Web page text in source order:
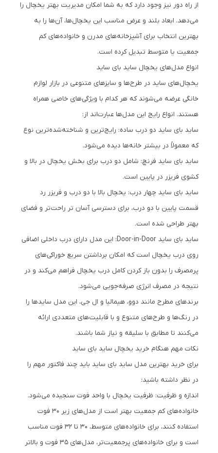
از راه دور نیز وجود دارد که به شما امکان مدیریت بهتر یخچال را
می‌دهد. ابعاد بلند و عرض مناسب این یخچال‌ها، آن‌ها را به
بهترین انتخاب برای آشپزخانه‌های مدرن و خانواده‌های کم
جمعیت یا متوسط تبدیل کرده است.
انواع مدل‌های یخچال ساید بای ساید
یخچال‌های ساید در طرح‌ها و سایزهای متنوعی در بازار لوازم
خانگی عرضه می‌شوند که هر کدام با ویژگی‌های خاصی همراه
هستند. انواع رایج این مدل‌ها عبارت‌اند از:
ساید بای ساید دو درب ساده: رایج‌ترین و شناخته‌شده‌ترین نوع
که معمولاً در بیشتر خانه‌ها دیده می‌شود.
ساید بای ساید فرنچ: شامل دو درب برای بخش یخچال در بالا و
کشوی فریزر در پایین است.
ساید بای ساید چهار درب: یخچال بالا با دو درب و فریزر رد
قسمت پایین با دو درب، برای دسترسی آسان تر راحت‌تر و فضای
بهتر طراحی شده است.
ساید بای ساید Door-in-Door: این مدل دارای درب داخلی اضافی
روی درب یخچال است که امکان برداشتن سریع خوراکی‌های
پرمصرف را بدون باز کردن کامل درب یخچال فراهم می‌کند و در
نتیجه در مصرف انرژی صرفه‌جویی می‌شود.
برندهای مطرح مانند دوو، هیمالیا و ال جی، این مدل‌ سایدها را
در رنگ‌ها و طرح‌های متنوع و با قابلیت‌های متعددی ارائه
می‌کنند تا مطابق با سلیقه و نیاز شما باشند.
نکات مهم هنگام خرید یخچال ساید بای ساید
برای خرید بهترین مدل ساید بای ساید باید چند فاکتور مهم را
در نظر داشته باشید:
اندازه و ظرفیت: ظرفیت یخچال با واحد فوت سنجیده می‌شود.
خانواده‌های کم جمعیت بهتر است از مدل‌های زیر ۳۰ فوت
استفاده کنند، برای خانواده‌های متوسط، ۳۰ تا ۳۲ فوت مناسب
است و برای خانواده‌های پرجمعیت‌تر، مدل‌های ۳۵ فوت و بالاتر